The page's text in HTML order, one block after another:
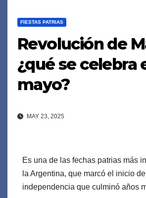
FIESTAS PATRIAS
Revolución de
¿qué se celebra
mayo?
MAY 23, 2025
Es una de las fechas patrias más
la Argentina, que marcó el inicio
independencia que culminó años